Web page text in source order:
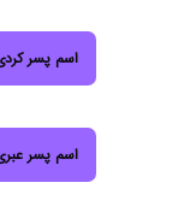
اسم پسر
اسم پسر